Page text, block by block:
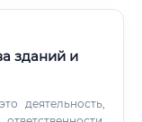
зданий и
деятельность,